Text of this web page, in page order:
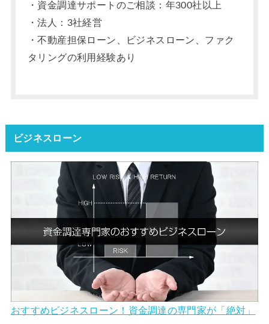
・資金調達サポートのご相談：年300社以上
・法人：3社経営
・不動産担保ローン、ビジネスローン、ファク
タリングの利用経験あり
ビジネスローン
おすすめビジネスローン！資金調達の専門家が「絶対」